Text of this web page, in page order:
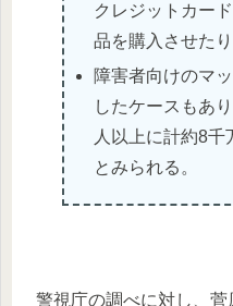
クレジットカー
品を購入させた
障害者向けのマ
したケースもあ
人以上に計約8千
とみられる。
警視庁の調べに対し、